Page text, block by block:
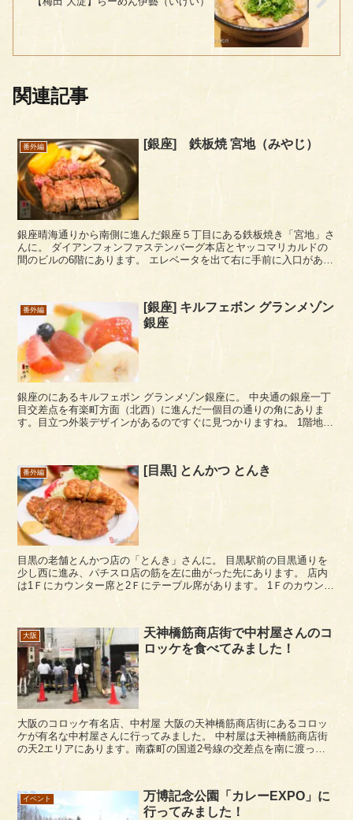
関連記事
番外編 [銀座] 鉄板焼 宮地（みやじ）
銀座晴海通りから南側に進んだ銀座５丁目にある鉄板焼き「宮地」さ
んに。 ダイアンフォンファステンバーグ本店とヤッコマリカルドの
間のビルの6階にあります。 エレベータを出て右に手前に入口があり
番外編
[銀座] キルフェボン グランメゾン
銀座
銀座のにあるキルフェポン グランメゾン銀座に。 中央通の銀座一丁
目交差点を有楽町方面（北西）に進んだ一個目の通りの角にありま
す。目立つ外装デザインがあるのですぐに見つかりますね。 1階地上
番外編 [目黒] とんかつ とんき
目黒の老舗とんかつ店の「とんき」さんに。 目黒駅前の目黒通りを
少し西に進み、パチスロ店の筋を左に曲がった先にあります。 店内
は1Ｆにカウンター席と2Ｆにテーブル席があります。 1Ｆのカウンタ
大阪
天神橋筋商店街で中村屋さんのコ
ロッケを食べてみました！
大阪のコロッケ有名店、中村屋 大阪の天神橋筋商店街にあるコロッ
ケが有名な中村屋さんに行ってみました。 中村屋は天神橋筋商店街
の天2エリアにあります。南森町の国道2号線の交差点を南に渡っ
イベント
万博記念公園「カレーEXPO」に
行ってみました！